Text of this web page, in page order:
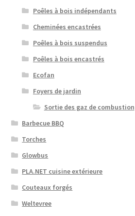
Poêles à bois indépendants
Cheminées encastrées
Poêles à bois suspendus
Poêles à bois encastrés
Ecofan
Foyers de jardin
Sortie des gaz de combustion
Barbecue BBQ
Torches
Glowbus
PLA.NET cuisine extérieure
Couteaux forgés
Weltevree